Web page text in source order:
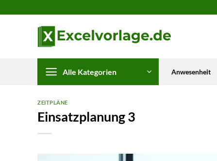
Inhalt
Alle Kategorien Anwesenheit
ZEITPLÄNE
Einsatzplanung 3